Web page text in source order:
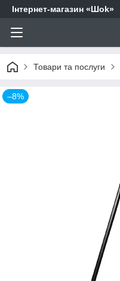
Інтернет-магазин «Шоk»
Товари та послуги
–8%